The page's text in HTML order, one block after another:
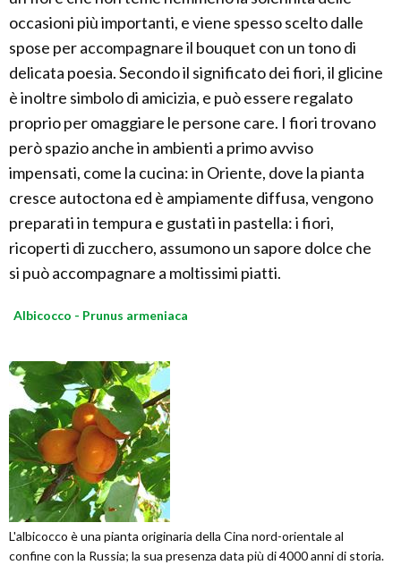
occasioni più importanti, e viene spesso scelto dalle
spose per accompagnare il bouquet con un tono di
delicata poesia. Secondo il significato dei fiori, il glicine
è inoltre simbolo di amicizia, e può essere regalato
proprio per omaggiare le persone care. I fiori trovano
però spazio anche in ambienti a primo avviso
impensati, come la cucina: in Oriente, dove la pianta
cresce autoctona ed è ampiamente diffusa, vengono
preparati in tempura e gustati in pastella: i fiori,
ricoperti di zucchero, assumono un sapore dolce che
si può accompagnare a moltissimi piatti.
Albicocco - Prunus armeniaca
L'albicocco è una pianta originaria della Cina nord-orientale al
confine con la Russia; la sua presenza data più di 4000 anni di storia.